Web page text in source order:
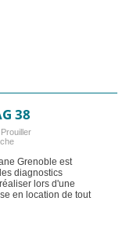
38
Grenoble est
diagnostics
lors d'une
en location de tout